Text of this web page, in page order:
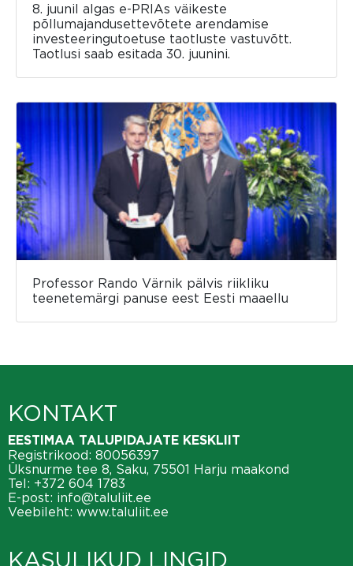
8. juunil algas e-PRIAs väikeste
põllumajandusettevõtete arendamise
investeeringutoetuse taotluste vastuvõtt.
Taotlusi saab esitada 30. juunini.
Professor Rando Värnik pälvis riikliku
teenetemärgi panuse eest Eesti maaellu
KONTAKT
EESTIMAA TALUPIDAJATE KESKLIIT
Registrikood: 80056397
Üksnurme tee 8, Saku, 75501 Harju maakond
Tel: +372 604 1783
E-post: info@taluliit.ee
Veebileht: www.taluliit.ee
KASULIKUD LINGID